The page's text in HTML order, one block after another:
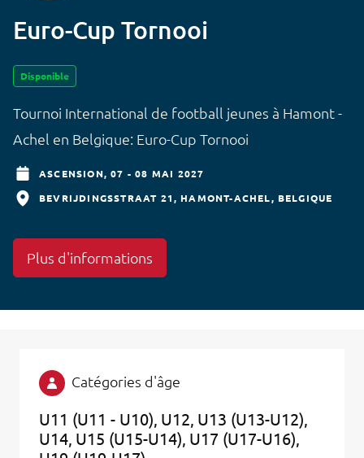
Euro-Cup Tornooi
Disponible
Tournoi International de football jeunes à Hamont -
Achel en Belgique: Euro-Cup Tornooi
ASCENSION,07 - 08 MAI 2027
BEVRIJDINGSSTRAAT 21
HAMONT-ACHEL BELGIQUE
Plus d'informations
Catégories d'âge
U11 (U11 - U10) U12 U13 (U13-U12)
U14 U15 (U15-U14) U17 (U17-U16)